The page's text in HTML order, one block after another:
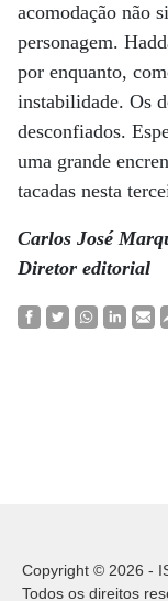
acomodação não
personagem.
por enquanto,
instabilidade. Os
desconfiados.
uma grande
tacadas nesta
Carlos José
Diretor editorial
Copyright © 2026 -
Todos os direitos